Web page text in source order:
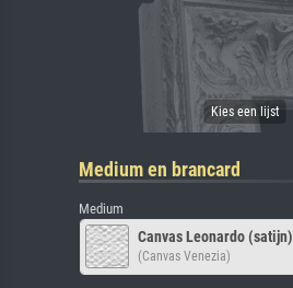
Medium en brancard
Medium
Canvas Leonardo (satijn)
(Canvas Venezia)